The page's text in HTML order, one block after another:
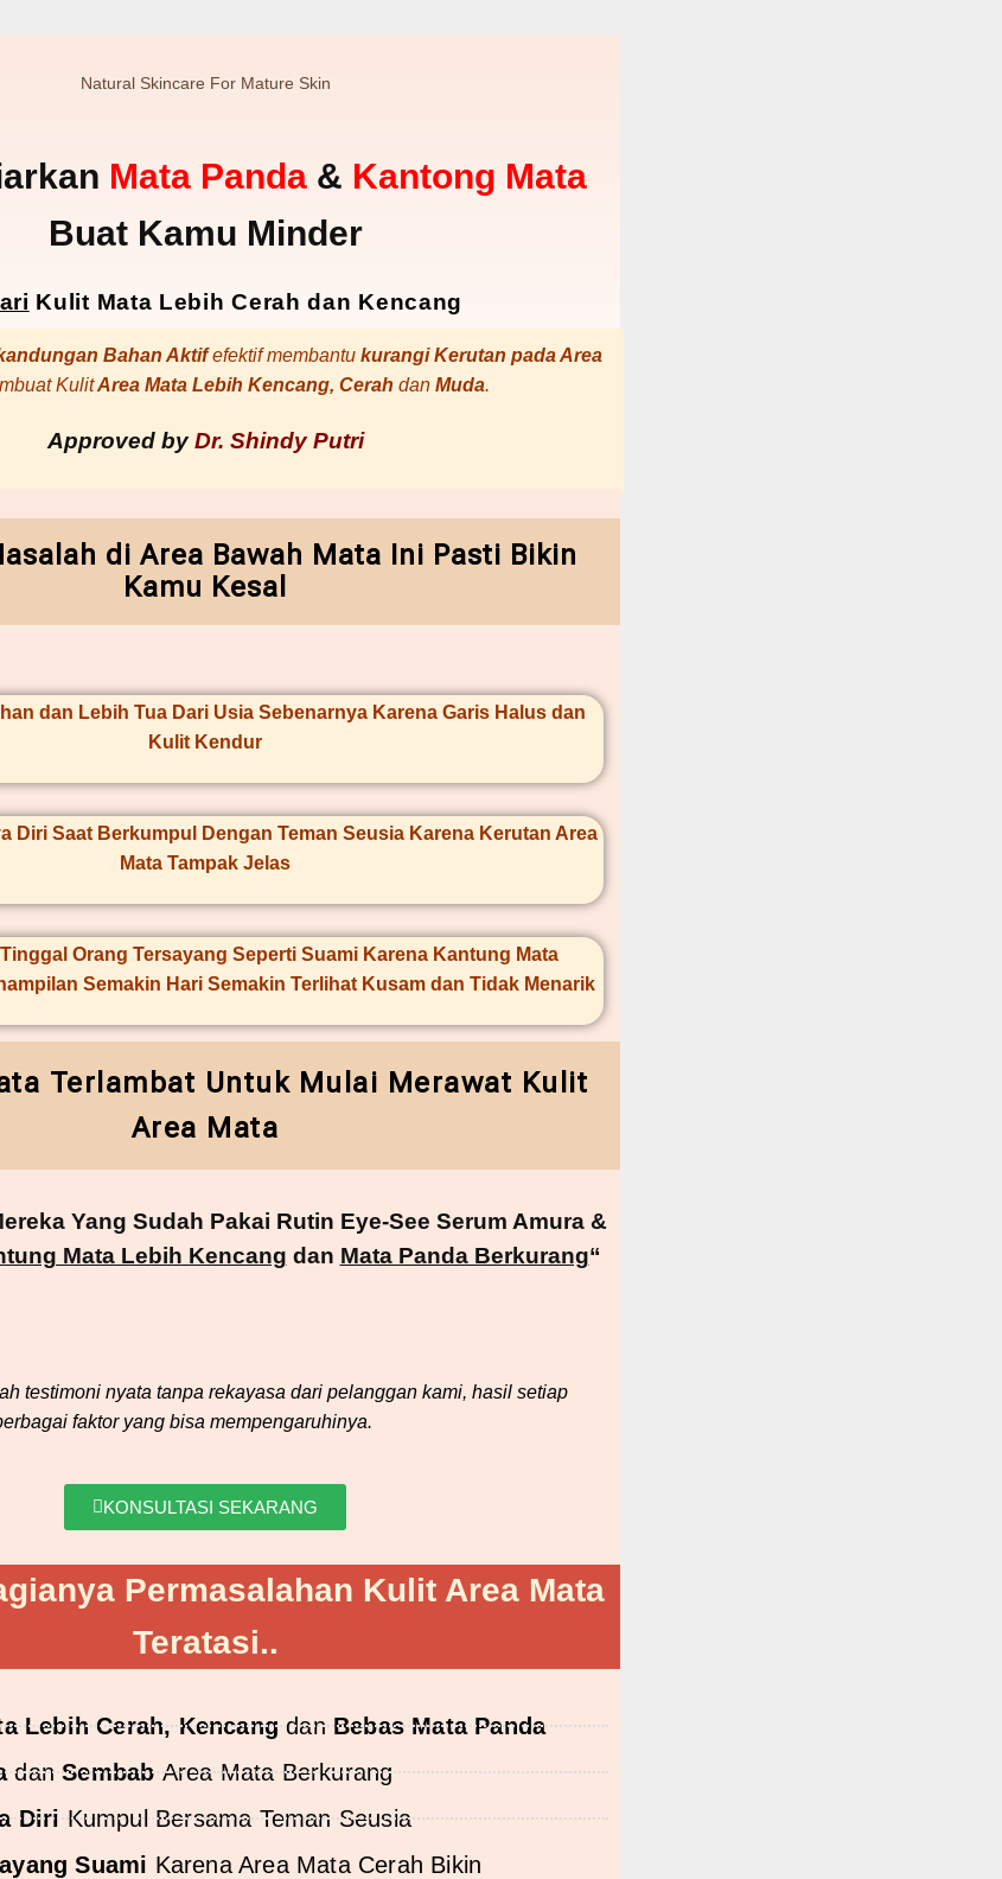
Natural Skincare For Mature Skin
Mata Panda& Kantong Mata
Buat Kamu Minder
Kulit Mata Lebih Cerah dan Kencang
Bahan Aktifefektif membantu kurangi Kerutan pada Area
KulitArea Mata Lebih Kencang, Cerah dan Muda.
Approved byDr. Shindy Putri
di Area Bawah Mata Ini Pasti Bikin
Kamu Kesal
dan Lebih Tua Dari Usia Sebenarnya Karena Garis Halus dan
Kulit Kendur
Diri Saat Berkumpul Dengan Teman Seusia Karena Kerutan Area
Mata Tampak Jelas
Orang Tersayang Seperti Suami Karena Kantung Mata
Semakin Hari Semakin Terlihat Kusam dan Tidak Menarik
Terlambat Untuk Mulai Merawat Kulit
Area Mata
Yang Sudah Pakai Rutin Eye-See Serum Amura &
Mata Lebih Kencang dan Mata Panda Berkurang“
testimoni nyata tanpa rekayasa dari pelanggan kami, hasil setiap
faktor yang bisa mempengaruhinya.
KONSULTASI SEKARANG
Permasalahan Kulit Area Mata
Teratasi..
Lebih Cerah, KencangdanBebas Mata Panda
danSembabArea Mata Berkurang
DiriKumpul Bersama Teman Seusia
Suami Karena Area Mata Cerah Bikin